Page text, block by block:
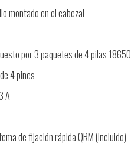
montado en el cabezal
por 3 paquetes de 4 pilas 18650
4 pines
A
de fijación rápida QRM (incluido)